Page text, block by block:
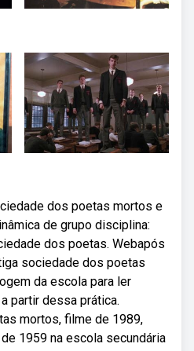
dos poetas mortos e
de grupo disciplina:
dos poetas. Webapós
sociedade dos poetas
da escola para ler
partir dessa prática.
mortos, filme de 1989,
1959 na escola secundária